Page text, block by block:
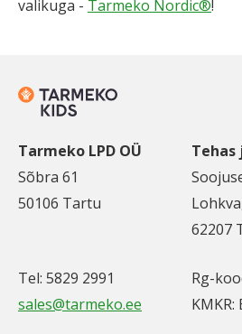
valikuga - Tarmeko Nordic®!
Tarmeko LPD OÜ
Sõbra 61
50106 Tartu
62207
Tel: 5829 2991
sales@tarmeko.ee
Rg-
KMKR: